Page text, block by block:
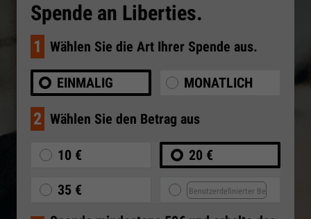
Spende an Liberties.
1 Wählen Sie die Art Ihrer Spende aus.
EINMALIG MONATLICH
2 Wählen Sie den Betrag aus
10 € 20 €
35 €